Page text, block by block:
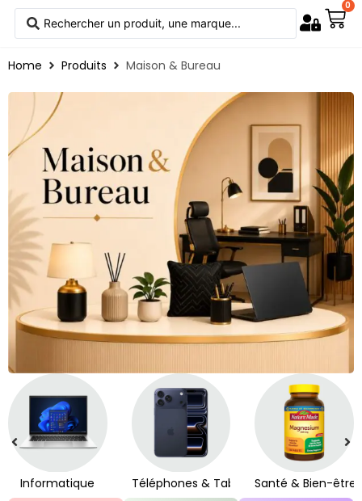
0
Home Produits Maison & Bureau
Informatique Téléphones & TablettesSanté & Bien-être